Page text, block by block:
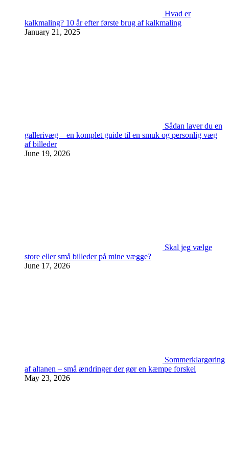
Hvad er
kalkmaling? 10 år efter første brug af kalkmaling
January 21, 2025
Sådan laver du en
gallerivæg – en komplet guide til en smuk og personlig væg
af billeder
June 19, 2026
Skal jeg vælge
store eller små billeder på mine vægge?
June 17, 2026
Sommerklargøring
af altanen – små ændringer der gør en kæmpe forskel
May 23, 2026